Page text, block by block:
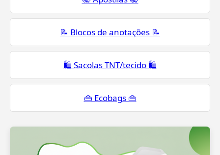
📝 Blocos de anotações 📝
🛍️ Sacolas TNT/tecido 🛍️
👜 Ecobags 👜